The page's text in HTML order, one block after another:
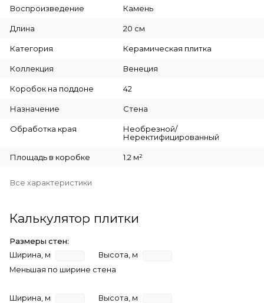
Воспроизведение Камень
Длина 20 см
Категория Керамическая плитка
Коллекция Венеция
Коробок на поддоне 42
Назначение Стена
Обработка края
Необрезной/
Неректифицированный
Площадь в коробке 1.2 м²
Все характеристики
Калькулятор плитки
Размеры стен:
Ширина, м
Высота, м
Меньшая по ширине стена
Ширина, м
Высота, м